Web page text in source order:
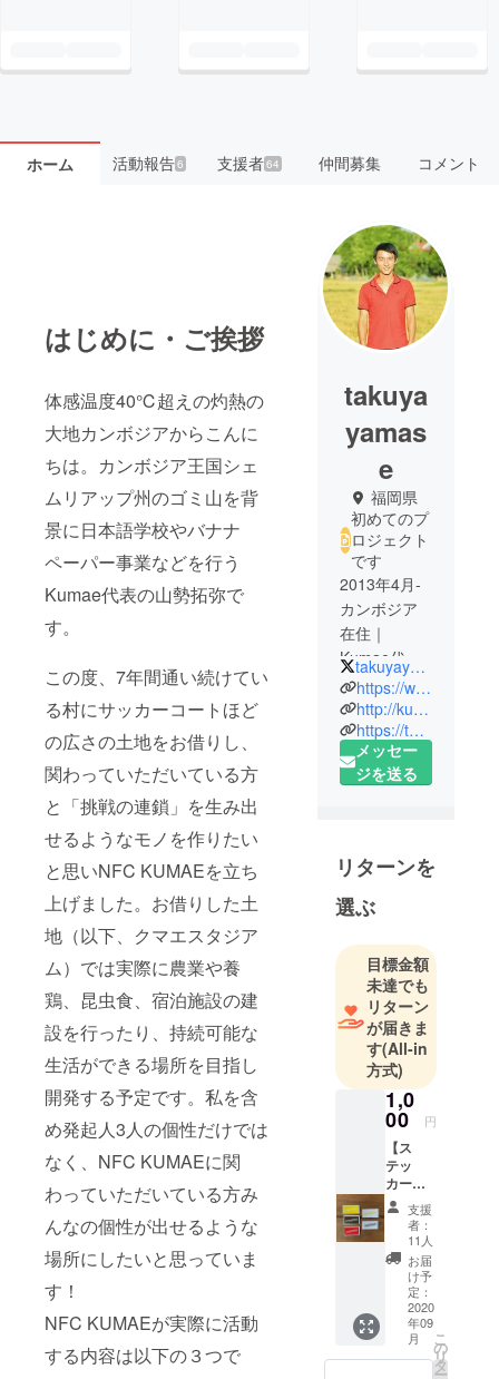
ホーム 活動報告6 支援者64 仲間募集 コメント
はじめに・ご挨拶
体感温度40℃超えの灼熱の
大地カンボジアからこんに
ちは。カンボジア王国シェ
ムリアップ州のゴミ山を背
景に日本語学校やバナナ
ペーパー事業などを行う
Kumae代表の山勢拓弥で
す。
この度、7年間通い続けてい
る村にサッカーコートほど
の広さの土地をお借りし、
関わっていただいている方
と「挑戦の連鎖」を生み出
せるようなモノを作りたい
と思いNFC KUMAEを立ち
上げました。お借りした土
地（以下、クマエスタジア
ム）では実際に農業や養
鶏、昆虫食、宿泊施設の建
設を行ったり、持続可能な
生活ができる場所を目指し
開発する予定です。私を含
め発起人3人の個性だけでは
なく、NFC KUMAEに関
わっていただいている方み
んなの個性が出せるような
場所にしたいと思っていま
す！
NFC KUMAEが実際に活動
する内容は以下の３つで
takuya
yamas
e
福岡県
初めてのプ
ロジェクト
です
2013年4月-
カンボジア
在住｜
Kumae代表
｜
ForbesJapa
n30under30
｜2018年2月
4日 情熱大陸
受賞｜サッ
カー｜バナ
ナペーパー
山｜イン
ターン事業
｜スタディ
ツアー｜
takuyayamase
https://www.facebook.com/kumae.cambodia
http://kumae.net/ja/
https://twitter.com/takuyayamase
メッセー
ジを送る
リターンを
選ぶ
目標金額
未達でも
リターン
が届きま
す(All-in
方式)
1,0
00 円
【ス
テッ
カー
セッ
ト】 み
んなの
想いで
あつめ
るスポ
ンサー
「BAN
ANAER
S」のロ
支援
者：
11人
お届
け予
定：
2020
年09
月
こ
の
リ
タ
ー